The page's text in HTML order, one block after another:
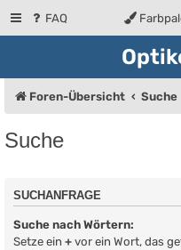
FAQ
Foren-Übersicht Suche
Suche
SUCHANFRAGE
Suche nach Wörtern:
Setze ein + vor ein Wort, das